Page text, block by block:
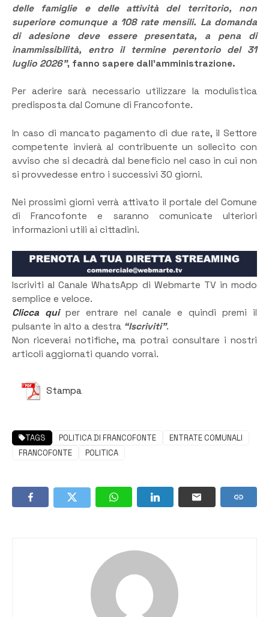
delle famiglie e delle attività del territorio, non
superiore comunque a 108 rate mensili. La domanda
di adesione deve essere presentata, a pena di
inammissibilità, entro il termine perentorio del 31
luglio 2026”, fanno sapere dall’amministrazione.
Per aderire sarà necessario utilizzare la modulistica
predisposta dal Comune di Francofonte.
In caso di mancato pagamento di due rate, il Settore
competente invierà al contribuente un sollecito con
avviso che si decadrà dal beneficio nel caso in cui non
si provvedesse entro i successivi 30 giorni.
Nei prossimi giorni verrà attivato il portale del Comune
di Francofonte e saranno comunicate ulteriori
informazioni utili ai cittadini.
Iscriviti al Canale WhatsApp di Webmarte TV in modo
semplice e veloce.
Clicca quiper entrare nel canale e quindi premi il
pulsante in alto a destra “Iscriviti”.
Non riceverai notifiche, ma potrai consultare i nostri
articoli aggiornati quando vorrai.
Stampa
TAGS POLITICA DI FRANCOFONTE
ENTRATE COMUNALI
FRANCOFONTE
POLITICA